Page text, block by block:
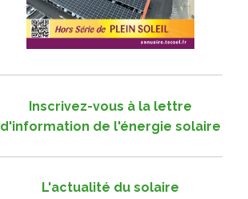
Inscrivez-vous à la lettre
d'information de l'énergie solaire
L'actualité du solaire